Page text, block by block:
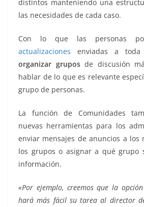
distintos manteniendo una
las necesidades de cada caso.
Con lo que las personas
actualizaciones enviadas a
organizar gruposde discusión
hablar de lo que es relevante
grupo de personas.
La función de Comunidades
nuevas herramientas para los
enviar mensajes de anuncios a los
los grupos o asignar a qué grupo
información.
«Por ejemplo, creemos que la
hará más fácil su tarea al director